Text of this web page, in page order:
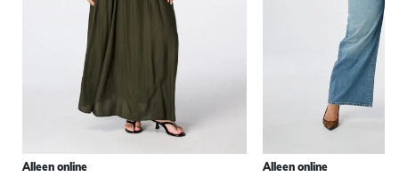
Alleen online Alleen online